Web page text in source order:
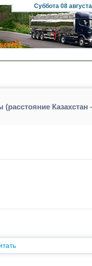
Суббота08 августа
(расстояние